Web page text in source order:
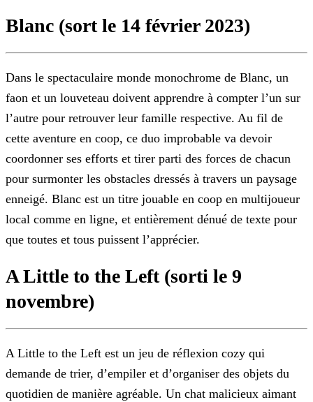
Blanc (sort le 14 février 2023)
Dans le spectaculaire monde monochrome de Blanc, un
faon et un louveteau doivent apprendre à compter l’un sur
l’autre pour retrouver leur famille respective. Au fil de
cette aventure en coop, ce duo improbable va devoir
coordonner ses efforts et tirer parti des forces de chacun
pour surmonter les obstacles dressés à travers un paysage
enneigé. Blanc est un titre jouable en coop en multijoueur
local comme en ligne, et entièrement dénué de texte pour
que toutes et tous puissent l’apprécier.
A Little to the Left (sorti le 9
novembre)
A Little to the Left est un jeu de réflexion cozy qui
demande de trier, d’empiler et d’organiser des objets du
quotidien de manière agréable. Un chat malicieux aimant